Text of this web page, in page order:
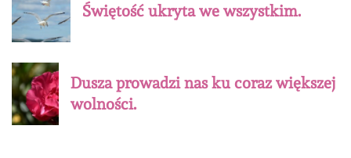
Świętość ukryta we wszystkim.
Dusza prowadzi nas ku coraz większej
wolności.